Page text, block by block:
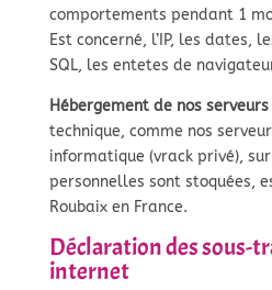
comportements pendant 1
Est concerné, l’IP, les dates,
SQL, les entetes de
Hébergement de nos serveurs
technique, comme nos
informatique (vrack privé),
personnelles sont stoquées,
Roubaix en France.
Déclaration des sous-
internet